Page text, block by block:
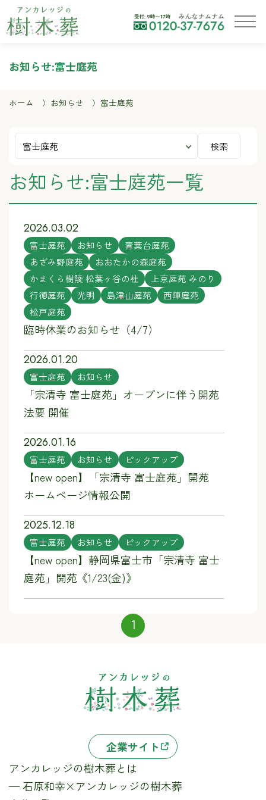
お知らせ:富士庭苑
ホーム お知らせ 富士庭苑
検索
お知らせ:富士庭苑一覧
2026.03.02
富士庭苑 お知らせ
青葉台庭苑
あざみ野庭苑
おおたかの森庭苑
かまくら樹陵 松葉ヶ谷の杜
上京庭苑 みのり
行徳庭苑
光明 島津山庭苑
西陣庭苑
松戸庭苑
臨時休業のお知らせ（4/7）
2026.01.20
富士庭苑 お知らせ
「宗清寺 富士庭苑」オープンに伴う開苑
法要 開催
2026.01.16
富士庭苑 お知らせ ピックアップ
【new open】「宗清寺 富士庭苑」開苑
ホームページ情報公開
2025.12.18
富士庭苑 お知らせ ピックアップ
【new open】静岡県富士市「宗清寺 富士
庭苑」開苑《1/23(金)》
1
企業サイト
アンカレッジの樹木葬とは
─ 石原和幸×アンカレッジの樹木葬